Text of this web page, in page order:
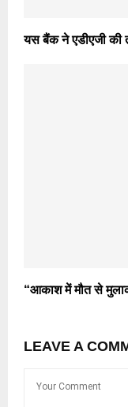
यस बैंक ने एडीएजी की
“आकाश में मौत से
LEAVE A